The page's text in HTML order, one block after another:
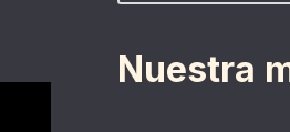
Nuestra